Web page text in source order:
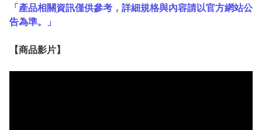
「產品相關資訊僅供參考，詳細規格與內容請以官方網站公
告為準。」
【商品影片】